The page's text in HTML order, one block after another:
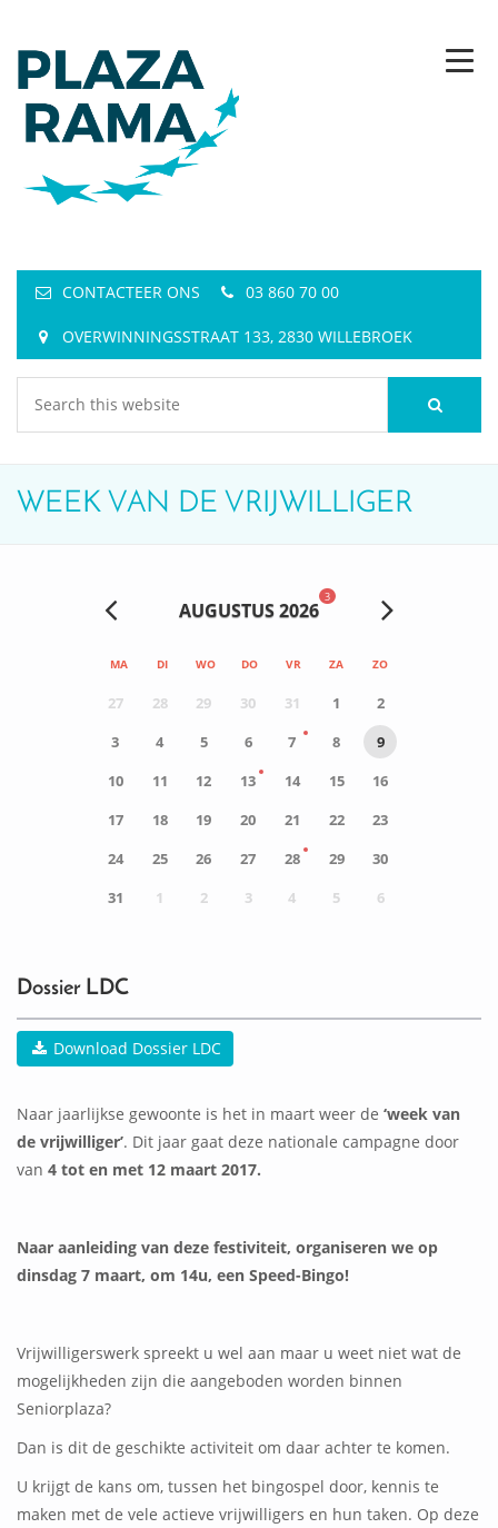
CONTACTEER ONS 03 860 70 00
OVERWINNINGSSTRAAT 133, 2830 WILLEBROEK
WEEK VAN DE VRIJWILLIGER
AUGUSTUS 2026
3
MA DI WO DO VR ZA ZO
27 28 29 30 31 1
2
3
4 5 6 7 8
9
10
11 12 13 14 15
16
17
18 19 20 21 22
23
24
25 26 27 28 29
30
31
1 2 3 4 5 6
Dossier LDC
Download Dossier LDC
Naar jaarlijkse gewoonte is het in maart weer de ‘week van
de vrijwilliger’. Dit jaar gaat deze nationale campagne door
van 4 tot en met 12 maart 2017.
Naar aanleiding van deze festiviteit, organiseren we op
dinsdag 7 maart, om 14u, een Speed-Bingo!
Vrijwilligerswerk spreekt u wel aan maar u weet niet wat de
mogelijkheden zijn die aangeboden worden binnen
Seniorplaza?
Dan is dit de geschikte activiteit om daar achter te komen.
U krijgt de kans om, tussen het bingospel door, kennis te
maken met de vele actieve vrijwilligers en hun taken. Op deze